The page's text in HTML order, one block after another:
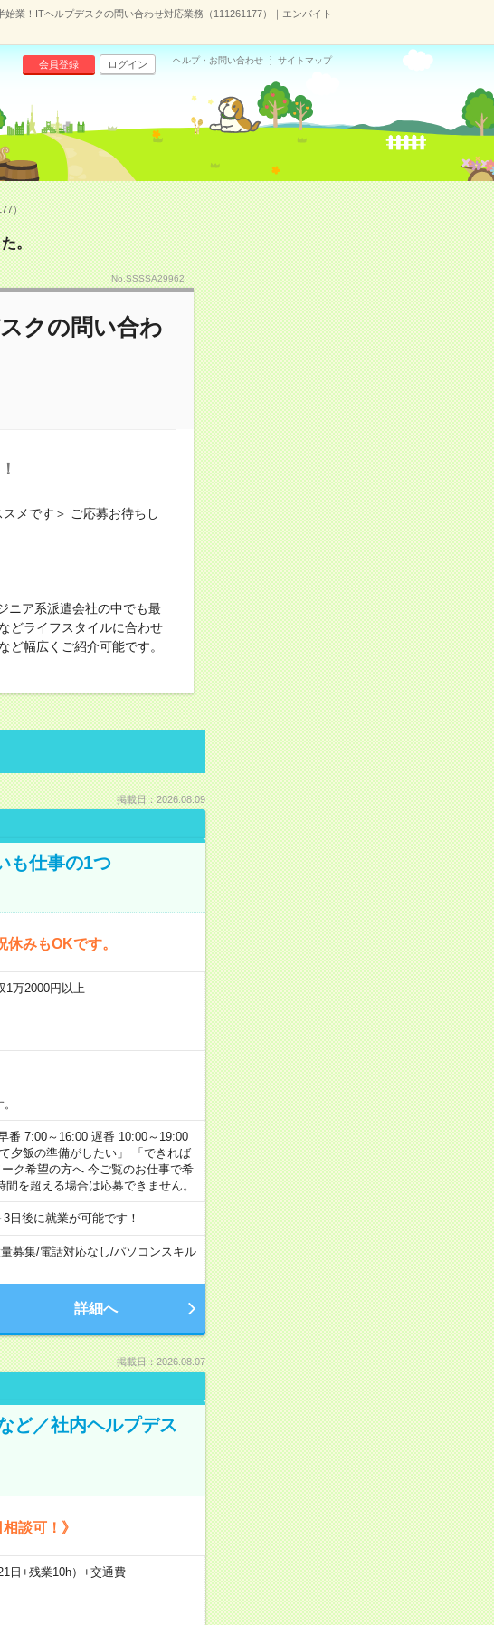
始業！ITヘルプデスクの問い合わせ対応業務（111261177）｜エンバイト
会員登録 ログイン ヘルプ・お問い合わせ サイトマップ
）
。
No.SSSSA29962
クの問い合わ
メです＞ ご応募お待ちし
ニア系派遣会社の中でも最
どライフスタイルに合わせ
ど幅広くご紹介可能です。
掲載日：2026.08.09
も仕事の1つ
みもOKです。
万2000円以上
番 7:00～16:00 遅番 10:00～19:00
夕飯の準備がしたい」 「できれば
ク希望の方へ 今ご覧のお仕事で希
を超える場合は応募できません。
日後に就業が可能です！
募集/電話対応なし/パソコンスキル
詳細へ
掲載日：2026.08.07
ど／社内ヘルプデス
談可！》
日+残業10h）+交通費